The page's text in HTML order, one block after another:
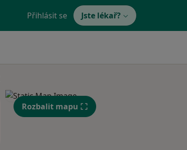
Přihlásit se Jste lékař?
Rozbalit mapu